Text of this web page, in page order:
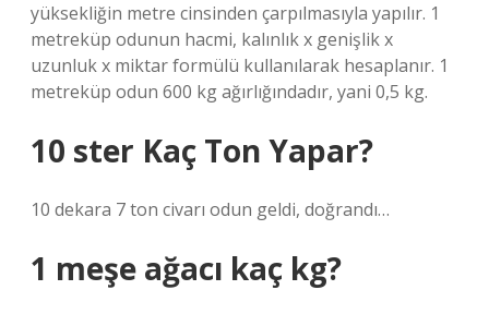
yüksekliğin metre cinsinden çarpılmasıyla yapılır. 1
metreküp odunun hacmi, kalınlık x genişlik x
uzunluk x miktar formülü kullanılarak hesaplanır. 1
metreküp odun 600 kg ağırlığındadır, yani 0,5 kg.
10 ster Kaç Ton Yapar?
10 dekara 7 ton civarı odun geldi, doğrandı…
1 meşe ağacı kaç kg?